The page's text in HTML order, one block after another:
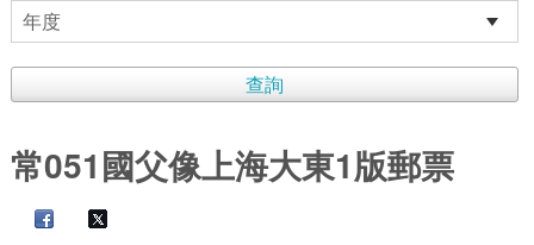
常051國父像上海大東1版郵票